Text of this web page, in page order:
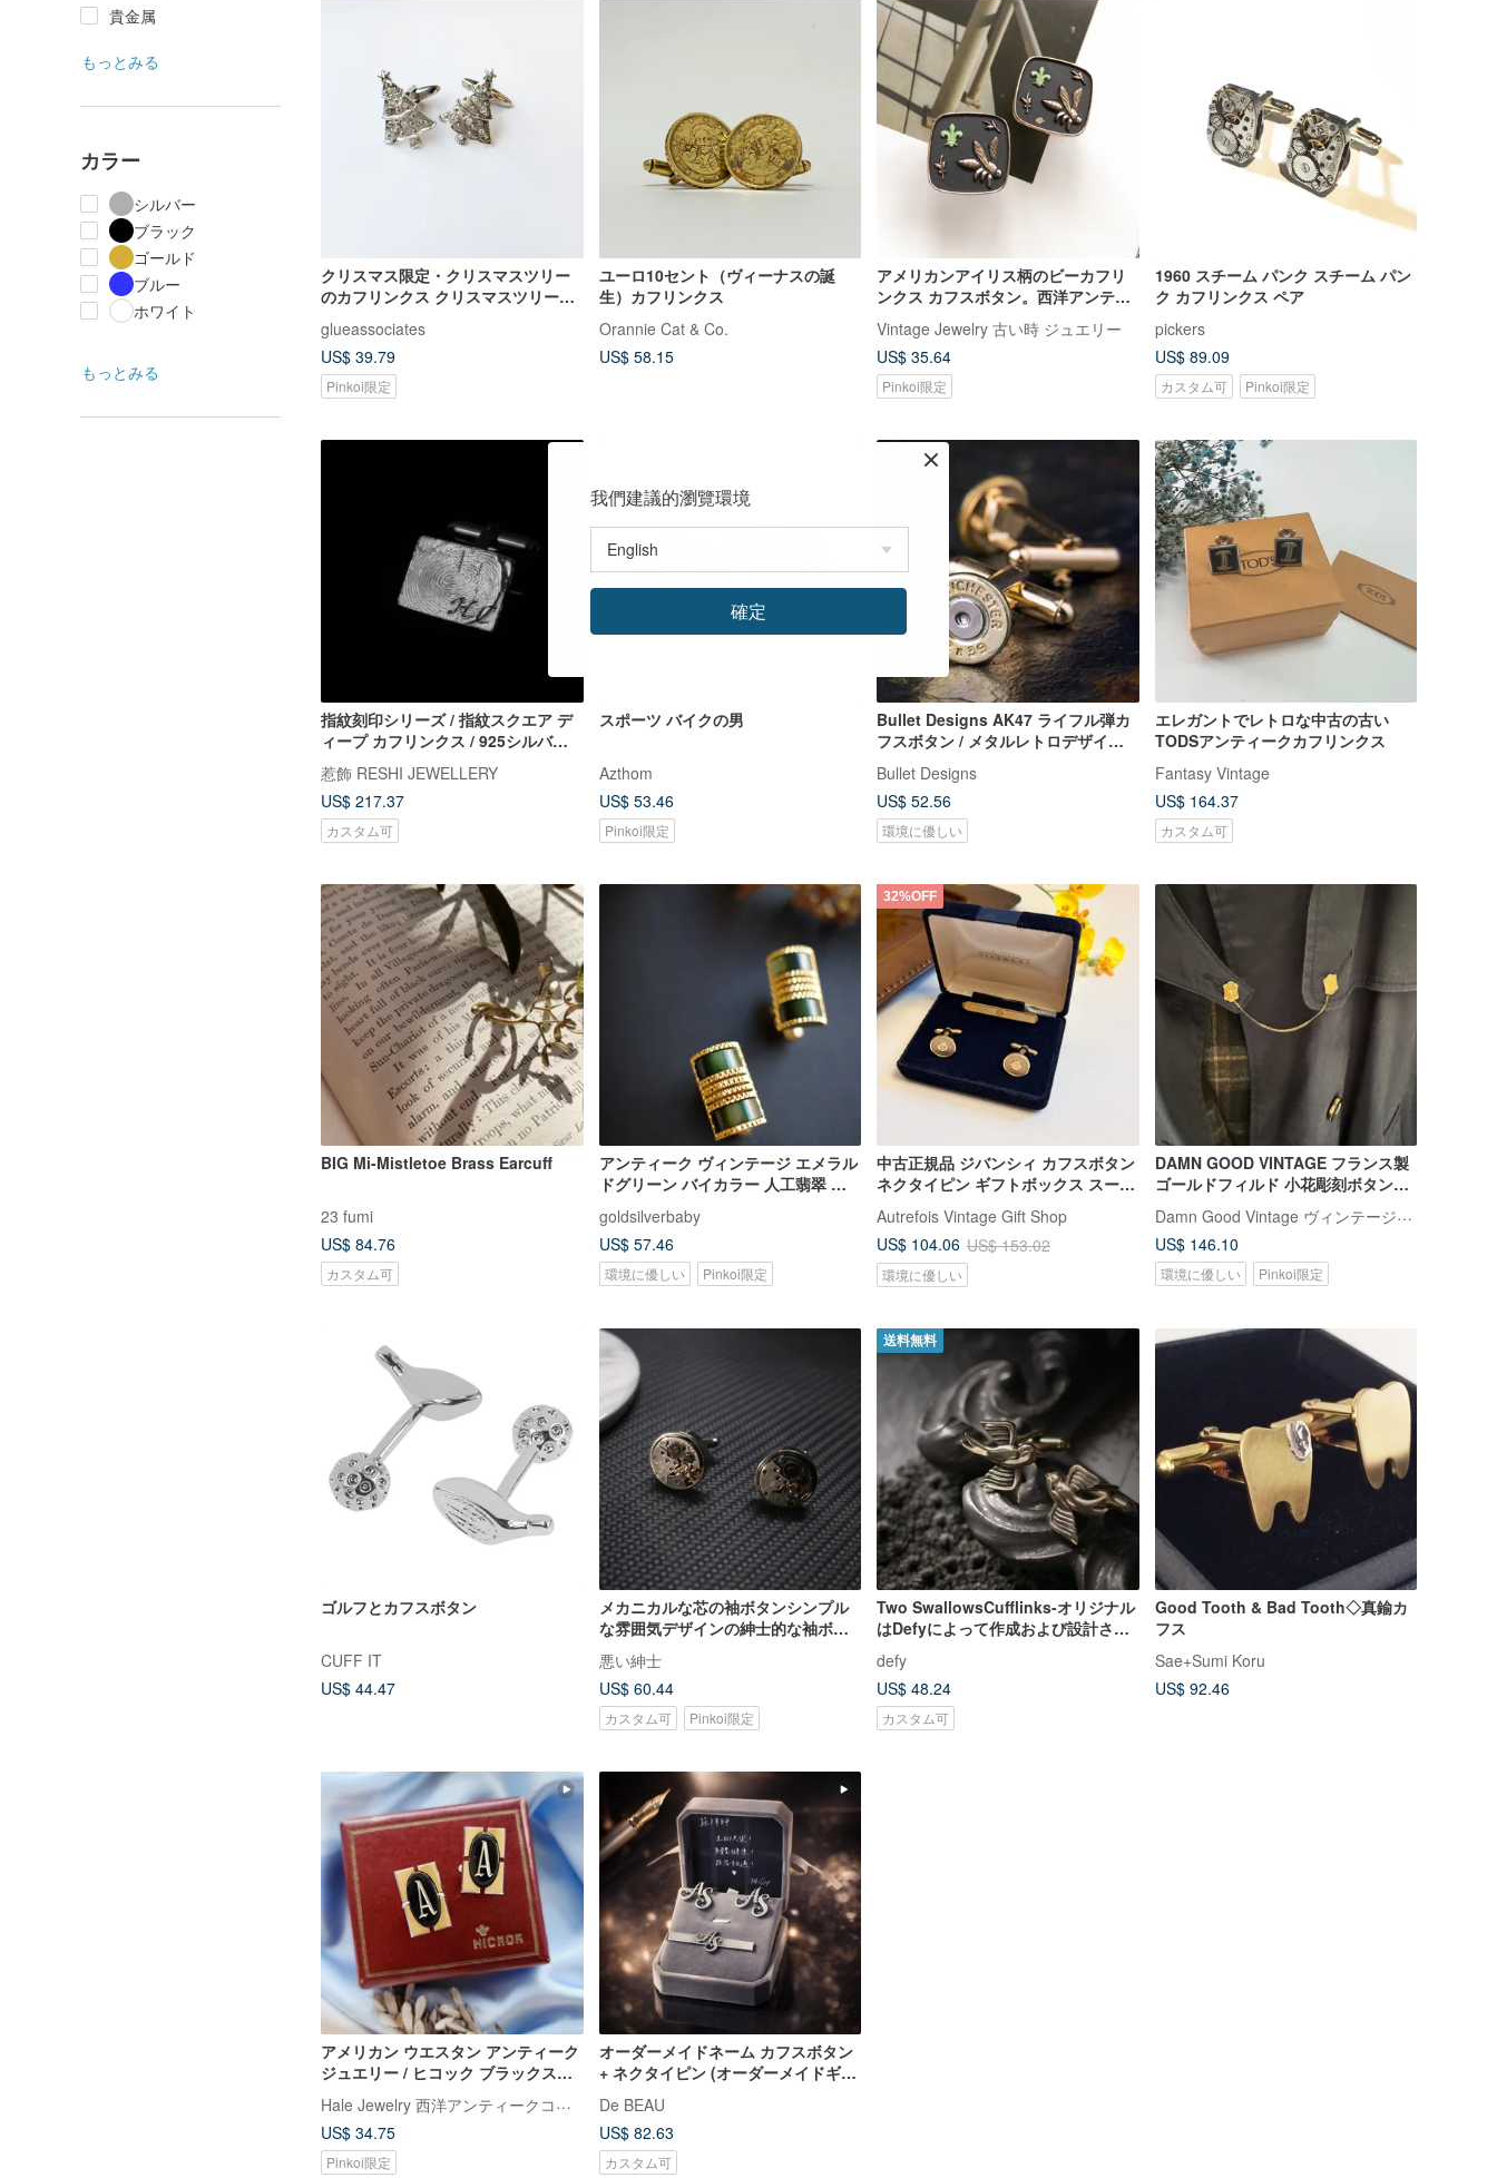
貴金属
もっとみる
カラー
シルバー
ブラック
ゴールド
ブルー
ホワイト
もっとみる
クリスマス限定・クリスマスツリー
のカフリンクス クリスマスツリーの
カフリンクス
glueassociates
US$ 39.79
Pinkoi限定
ユーロ10セント（ヴィーナスの誕
生）カフリンクス
Orannie Cat & Co.
US$ 58.15
アメリカンアイリス柄のビーカフリ
ンクス カフスボタン。西洋アンティ
ークジュエリー
Vintage Jewelry 古い時 ジュエリー
US$ 35.64
Pinkoi限定
1960 スチーム パンク スチーム パン
ク カフリンクス ペア
pickers
US$ 89.09
カスタム可 Pinkoi限定
指紋刻印シリーズ / 指紋スクエア デ
ィープ カフリンクス / 925シルバー/
カスタマイズ
惹飾 RESHI JEWELLERY
US$ 217.37
カスタム可
スポーツ バイクの男
Azthom
US$ 53.46
Pinkoi限定
Bullet Designs AK47 ライフル弾カ
フスボタン / メタルレトロデザイン
Bullet Designs
US$ 52.56
環境に優しい
エレガントでレトロな中古の古い
TODSアンティークカフリンクス
Fantasy Vintage
US$ 164.37
カスタム可
BIG Mi-Mistletoe Brass Earcuff
23 fumi
US$ 84.76
カスタム可
アンティーク ヴィンテージ エメラル
ドグリーン バイカラー 人工翡翠 カ
フスボタン メンズジュエリー A436
goldsilverbaby
US$ 57.46
環境に優しい Pinkoi限定
32%OFF
中古正規品 ジバンシィ カフスボタン
ネクタイピン ギフトボックス スーツ
アクセサリー メンズ ウェディング
Autrefois Vintage Gift Shop
US$ 104.06 US$ 153.02
環境に優しい
DAMN GOOD VINTAGE フランス製
ゴールドフィルド 小花彫刻ボタンチ
ェーン W798
Damn Good Vintage ヴィンテージジュエリー
US$ 146.10
環境に優しい Pinkoi限定
ゴルフとカフスボタン
CUFF IT
US$ 44.47
メカニカルな芯の袖ボタンシンプル
な雰囲気デザインの紳士的な袖ボタ
ン
悪い紳士
US$ 60.44
カスタム可 Pinkoi限定
送料無料
Two SwallowsCufflinks-オリジナル
はDefyによって作成および設計され
ました。
defy
US$ 48.24
カスタム可
Good Tooth & Bad Tooth◇真鍮カ
フス
Sae+Sumi Koru
US$ 92.46
アメリカン ウエスタン アンティーク
ジュエリー / ヒコック ブラックスト
アンティーク カフリンクス / ネーム
シリーズ
Hale Jewelry 西洋アンティークコレクション
US$ 34.75
Pinkoi限定
オーダーメイドネーム カフスボタン
+ ネクタイピン (オーダーメイドギフ
De BEAU
US$ 82.63
カスタム可
我們建議的瀏覽環境
確定